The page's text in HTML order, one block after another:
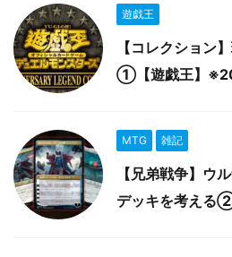
遊戯王
【コレクション
①【遊戯王】
MTG 雑記
【兄弟戦争】ウ
デッキを考える